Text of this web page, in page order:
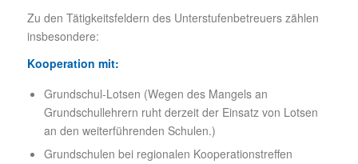
Zu den Tätigkeitsfeldern des Unterstufenbetreuers zählen
insbesondere:
Kooperation mit:
Grundschul-Lotsen (Wegen des Mangels an
Grundschullehrern ruht derzeit der Einsatz von Lotsen
an den weiterführenden Schulen.)
Grundschulen bei regionalen Kooperationstreffen